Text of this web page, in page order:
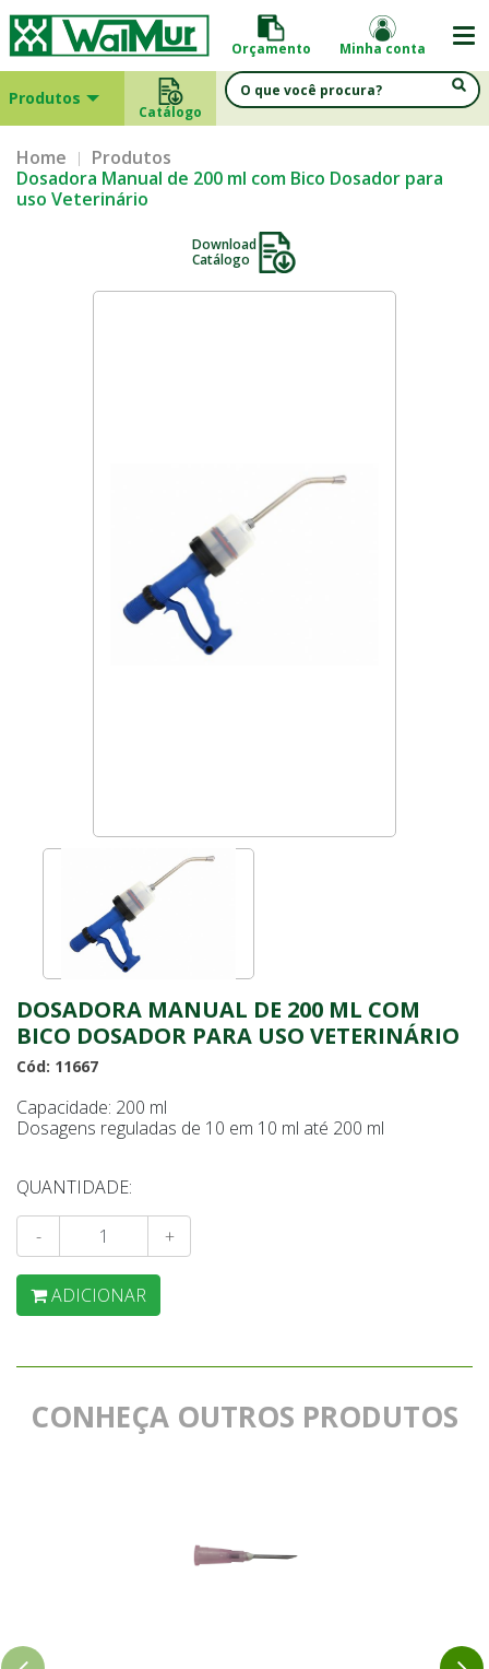
Orçamento Minha conta
Produtos
Catálogo
Home
Produtos
Dosadora Manual de 200 ml com Bico Dosador para
uso Veterinário
Download
Catálogo
DOSADORA MANUAL DE 200 ML COM
BICO DOSADOR PARA USO VETERINÁRIO
Cód: 11667
Capacidade: 200 ml
Dosagens reguladas de 10 em 10 ml até 200 ml
QUANTIDADE:
- +
ADICIONAR
CONHEÇA OUTROS PRODUTOS